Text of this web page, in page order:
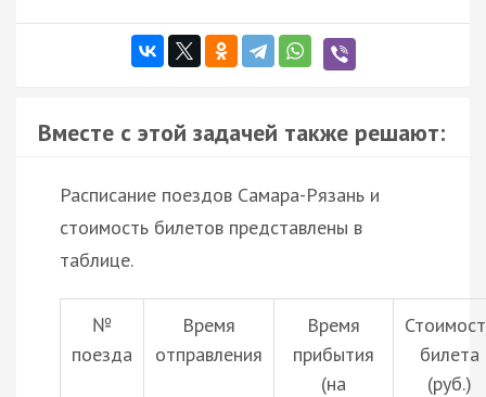
Вместе с этой задачей также решают:
Расписание поездов Самара-Рязань и
стоимость билетов представлены в
таблице.
№
поезда
Время
отправления
Время
прибытия
(на
билета
(руб.)